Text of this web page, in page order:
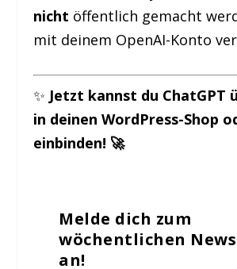
nicht öffentlich gemacht
mit deinem OpenAI-Konto
✨ Jetzt kannst du ChatGPT
in deinen WordPress-Shop
einbinden! 🚀
Melde dich zum
wöchentlichen
an!